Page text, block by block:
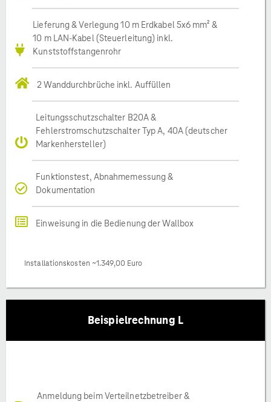
Lieferung & Verlegung 10 m Erdkabel 5x6 mm² &
10 m LAN-Kabel (Steuerleitung) inkl.
Kunststoffstangenrohr
2 Wanddurchbrüche inkl. Auffüllen
Leitungsschutzschalter B20A &
Fehlerstromschutzschalter Typ A, 40A (deutscher
Markenhersteller)
Funktionstest, Abnahmemessung &
Dokumentation
Einweisung in die Bedienung der Wallbox
Installationskosten ~1.349,00 Euro
Beispielrechnung L
Anmeldung beim Verteilnetzbetreiber &